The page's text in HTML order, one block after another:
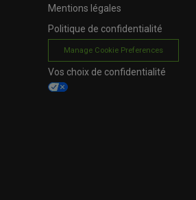
Mentions légales
Politique de confidentialité
Manage Cookie Preferences
Vos choix de confidentialité